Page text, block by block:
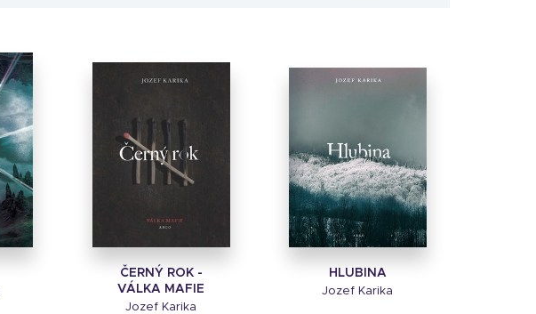
ČERNÝ ROK -
VÁLKA MAFIE
Jozef Karika
HLUBINA
Jozef Karika